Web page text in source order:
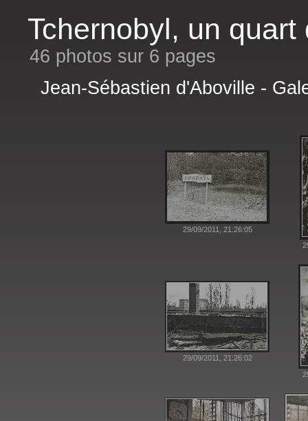
Tchernobyl, un
46 photos sur 6 pages
Jean-Sébastien d'Aboville -
29/09/2011, 21:26:05
29/09/2011, 21:26:02